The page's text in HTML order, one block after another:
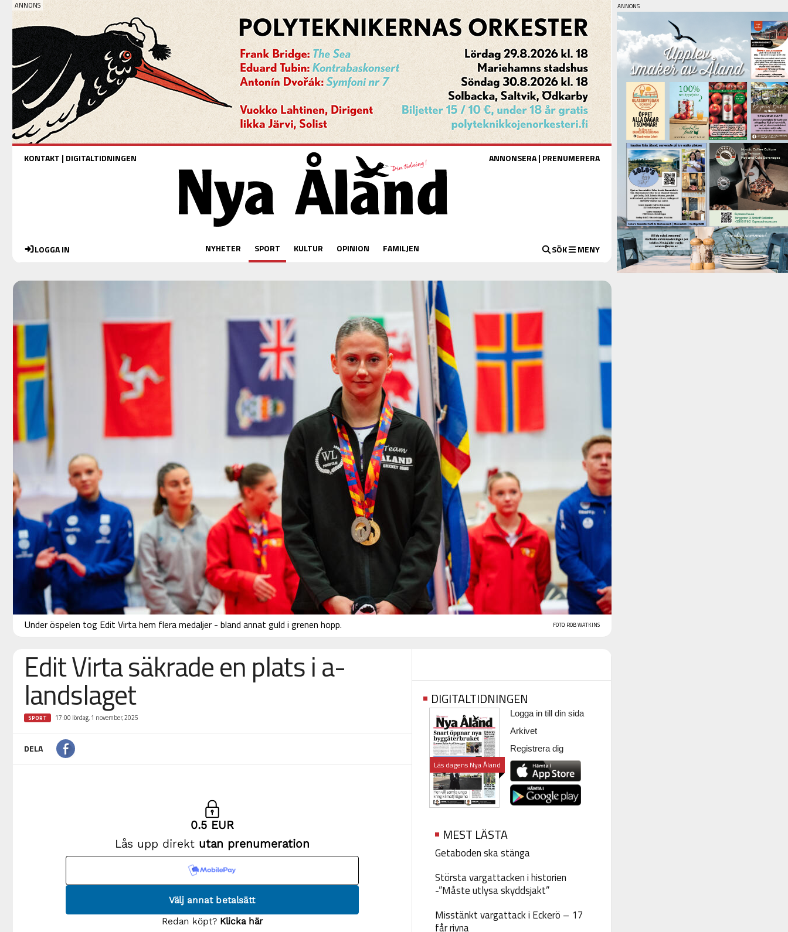
KONTAKT | DIGITALTIDNINGEN ANNONSERA| PRENUMERERA
LOGGA IN NYHETER SPORT KULTUR OPINION FAMILJEN SÖK MENY
FOTO: ROB WATKINS
Under öspelen tog Edit Virta hem flera medaljer - bland annat guld i grenen hopp.
Edit Virta säkrade en plats i a-
landslaget
SPORT 17:00 lördag, 1 november, 2025
DELA
DIGITALTIDNINGEN
Läs dagens Nya Åland
Logga in till din sida
Arkivet
Registrera dig
MEST LÄSTA
Getaboden ska stänga
Största vargattacken i historien
-”Måste utlysa skyddsjakt”
Misstänkt vargattack i Eckerö – 17
får rivna